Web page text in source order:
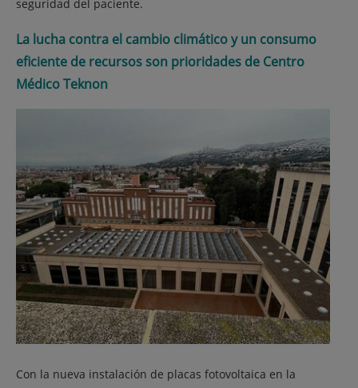
seguridad del paciente.
La lucha contra el cambio climático y un consumo
eficiente de recursos son prioridades de Centro
Médico Teknon
Con la nueva instalación de placas fotovoltaica en la